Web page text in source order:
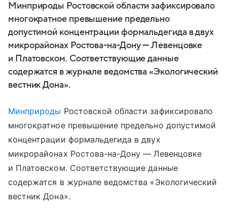
Минприроды Ростовской области зафиксировало
многократное превышение предельно
допустимой концентрации формальдегида в двух
микрорайонах Ростова-на-Дону — Левенцовке
и Платовском. Соответствующие данные
содержатся в журнале ведомства «Экологический
вестник Дона».
Минприроды Ростовской области зафиксировало
многократное превышение предельно допустимой
концентрации формальдегида в двух
микрорайонах Ростова-на-Дону — Левенцовке
и Платовском. Соответствующие данные
содержатся в журнале ведомства «Экологический
вестник Дона».